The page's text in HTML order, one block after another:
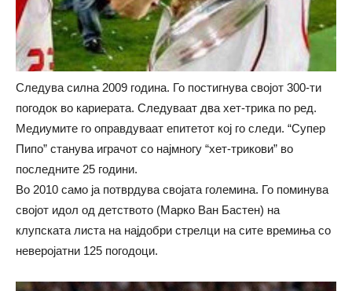
Следува силна 2009 година. Го постигнува својот 300-ти
погодок во кариерата. Следуваат два хет-трика по ред.
Медиумите го оправдуваат епитетот кој го следи. “Супер
Пипо” станува играчот со најмногу “хет-трикови” во
последните 25 години.
Во 2010 само ја потврдува својата големина. Го поминува
својот идол од детството (Марко Ван Бастен) на
клупската листа на најдобри стрелци на сите времиња со
неверојатни 125 погодоци.